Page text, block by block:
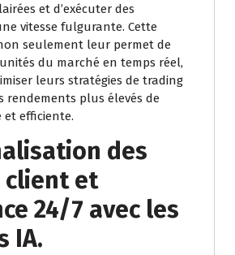
et d’exécuter des
vitesse fulgurante. Cette
seulement leur permet de
du marché en temps réel,
leurs stratégies de trading
rendements plus élevés de
et efficiente.
des
client et
24/7 avec les
IA.